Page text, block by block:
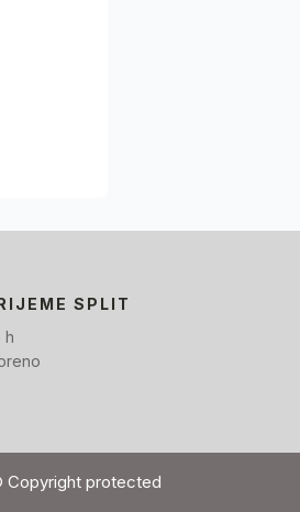
SPLIT
h
Copyright protected